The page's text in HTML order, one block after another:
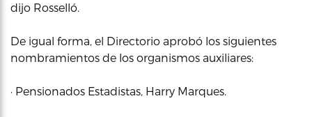
dijo Rosselló.
De igual forma, el Directorio aprobó los siguientes
nombramientos de los organismos auxiliares:
· Pensionados Estadistas, Harry Marques.